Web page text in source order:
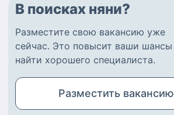
В поисках няни?
Разместите свою вакансию уже
сейчас. Это повысит ваши шансы
найти хорошего специалиста.
Разместить вакансию